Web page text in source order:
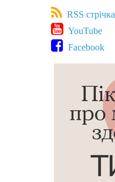
RSS стрічка
YouTube
Facebook